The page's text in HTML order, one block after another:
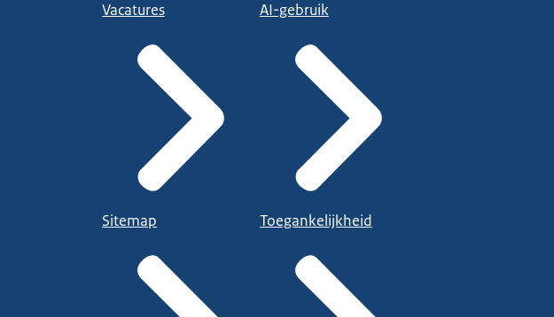
Vacatures
Sitemap
AI-gebruik
Toegankelijkheid